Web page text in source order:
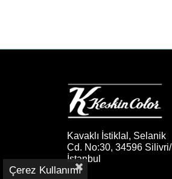
Kavaklı İstiklal, Selanik
Cd. No:30, 34596 Silivri/
İstanbul
Çerez Kullanımı